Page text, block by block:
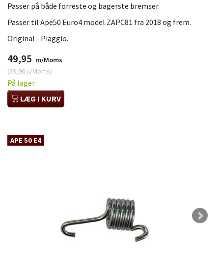
Passer på både forreste og bagerste bremser.
Passer til Ape50 Euro4 model ZAPC81 fra 2018 og frem.
Original - Piaggio.
49,95 m/Moms
(39,96 u/Moms)
På lager
LÆG I KURV
APE 50 E4